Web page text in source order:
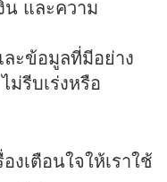
น และความ
ะข้อมูลที่มีอย่าง
ม่รีบเร่งหรือ
เตือนใจให้เราใช้